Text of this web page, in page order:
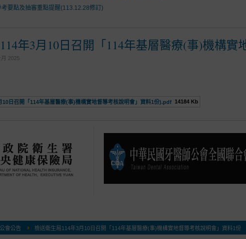
要點及抽審重點提醒(113.12.28修訂)
年3月10日召開「114年基層醫療(事)機構實
月 2025
10日召開「114年基層醫療(事)機構實地督導考核說明會」資料1份).pdf 14184 Kb
公會公告 檢送衛生局114年3月10日召開「114年基層醫療(事)機構實地督導考核說明會」資料1份